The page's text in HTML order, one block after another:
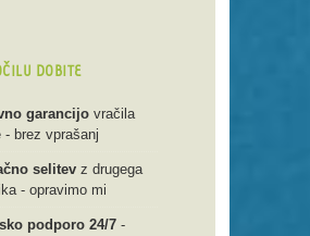
DOBITE
garancijo vračila
- brez vprašanj
selitev z drugega
- opravimo mi
podporo 24/7 -